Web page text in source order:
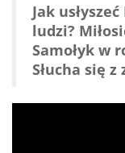
Jak
ludzi?
Samołyk w
Słucha się